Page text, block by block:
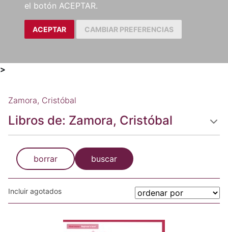
el botón ACEPTAR.
ACEPTAR CAMBIAR PREFERENCIAS
>
Zamora, Cristóbal
Libros de: Zamora, Cristóbal
borrar buscar
Incluir agotados